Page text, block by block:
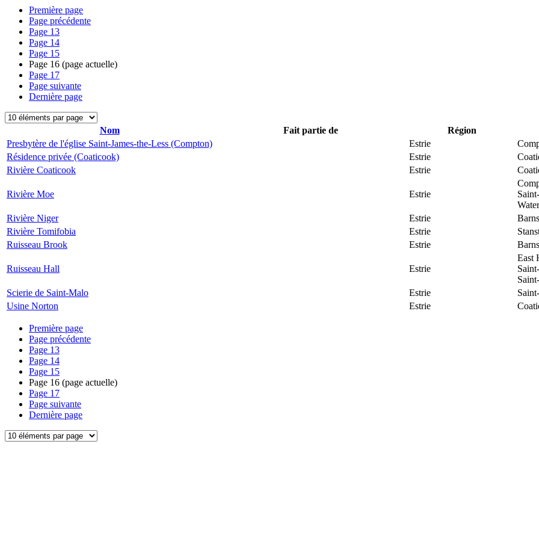
Première page
Page précédente
Page 13
Page 14
Page 15
Page 16 (page actuelle)
Page 17
Page suivante
Dernière page
Nom Fait partie de Région
Presbytère de l'église Saint-James-the-Less (Compton)
Estrie
Résidence privée (Coaticook)
Estrie
Rivière Coaticook
Estrie
Rivière Moe Estrie
Rivière Niger
Estrie
Rivière Tomifobia
Estrie
Ruisseau Brook
Estrie
Ruisseau Hall Estrie
East
Scierie de Saint-Malo
Estrie
Usine Norton
Estrie
Première page
Page précédente
Page 13
Page 14
Page 15
Page 16 (page actuelle)
Page 17
Page suivante
Dernière page